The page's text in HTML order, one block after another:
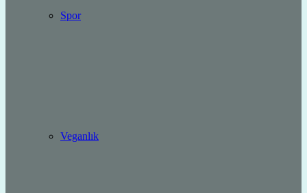
Spor
Veganlık